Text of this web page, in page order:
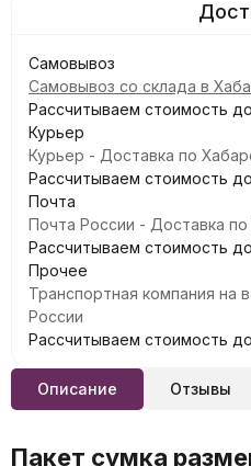
Самовывоз
Самовывоз со склада в
Рассчитываем стоимость
Курьер
Курьер - Доставка по
Рассчитываем стоимость
Почта
Почта России - Доставка по
Рассчитываем стоимость
Прочее
Транспортная компания на
России
Рассчитываем стоимость
Описание Отзывы
Пакет сумка